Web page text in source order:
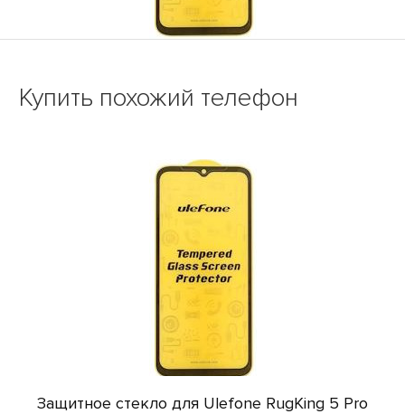
Купить похожий телефон
Защитное стекло для Ulefone RugKing 5 Pro